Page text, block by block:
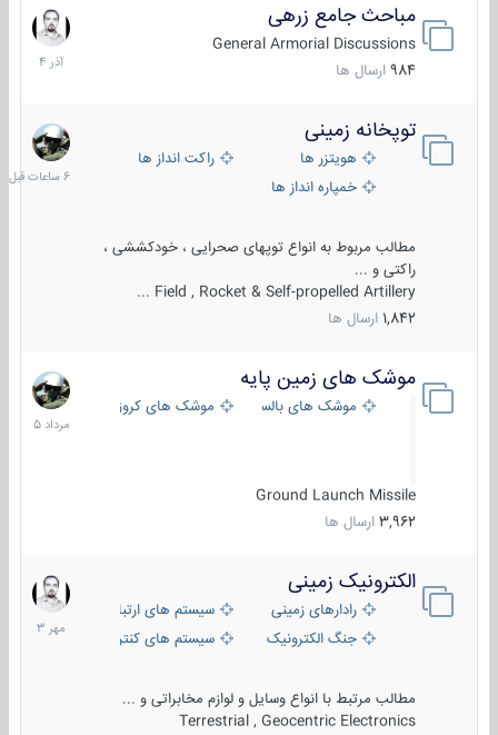
مباحث جامع زرهی
General Armorial Discussions
984 ارسال ها
7
آذر
1404
توپخانه زمینی
هویتزر ها
راکت انداز ها
خمپاره انداز ها
مطالب مربوط به انواع توپهای صحرایی ، خودکششی ،
راکتی و ...
Field , Rocket & Self-propelled Artillery ...
1,842 ارسال ها
6
ساعات
قبل
موشک های زمین پایه
موشک های بالستیک موشک های کروز
Ground Launch Missile
3,962 ارسال ها
2
مرداد
1405
الکترونیک زمینی
رادارهای زمینی
سیستم های ارتباطی و جمع آوری
جنگ الکترونیک
سیستم های کنترل آتش و تجهیزات
مطالب مرتبط با انواع وسایل و لوازم مخابراتی و ...
Terrestrial , Geocentric Electronics
1
مهر
1403